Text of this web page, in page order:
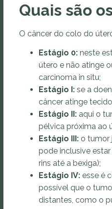
Quais são
O câncer do colo do
Estágio 0: neste
útero e não atinge
carcinoma in situ;
Estágio I: se a
câncer atinge
Estágio II: aqui o
pélvica próxima ao
Estágio III: o tumor
pode inclusive
rins até a bexiga);
Estágio IV: esse é
possível que o
distantes, como o